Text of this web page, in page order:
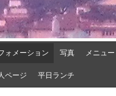
ォメーション 写真 メニュー
ページ 平日ランチ